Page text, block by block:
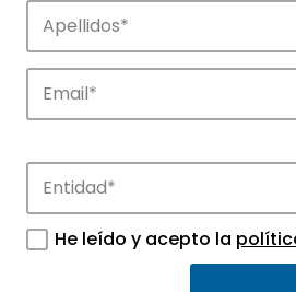
Noticias
Conoce las noticias
APTE y sus parques
tecnológicos.
He leído y acepto la